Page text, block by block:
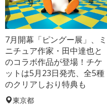
7月開幕「ピングー展」、ミ
ニチュア作家・田中達也と
のコラボ作品が登場！チケ
ットは5月23日発売、全5種
のクリアしおり特典も
東京都